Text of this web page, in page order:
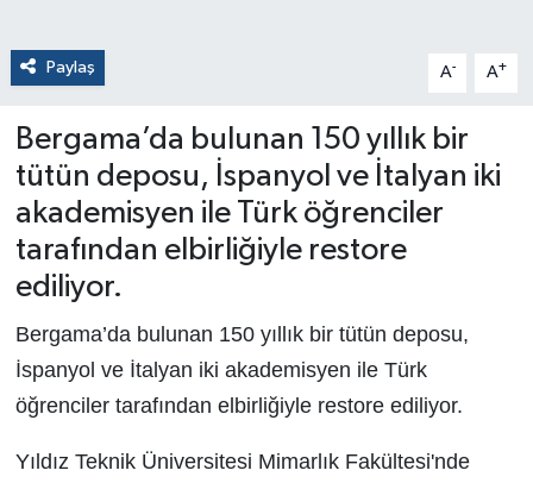
Paylaş A- A+
Bergama’da bulunan 150 yıllık bir
tütün deposu, İspanyol ve İtalyan iki
akademisyen ile Türk öğrenciler
tarafından elbirliğiyle restore
ediliyor.
Bergama’da bulunan 150 yıllık bir tütün deposu,
İspanyol ve İtalyan iki akademisyen ile Türk
öğrenciler tarafından elbirliğiyle restore ediliyor.
Yıldız Teknik Üniversitesi Mimarlık Fakültesi'nde